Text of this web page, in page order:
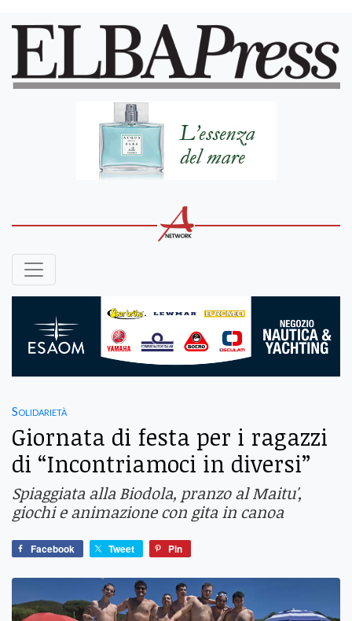
Solidarietà
Giornata di festa per i ragazzi
di “Incontriamoci in diversi”
Spiaggiata alla Biodola, pranzo al Maitu',
giochi e animazione con gita in canoa
Facebook Tweet Pin